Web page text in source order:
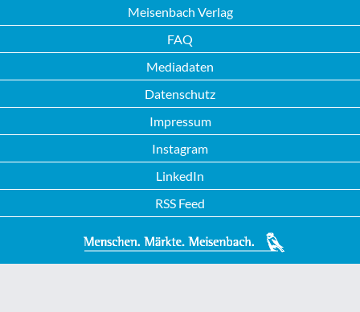
Meisenbach Verlag
FAQ
Mediadaten
Datenschutz
Impressum
Instagram
LinkedIn
RSS Feed